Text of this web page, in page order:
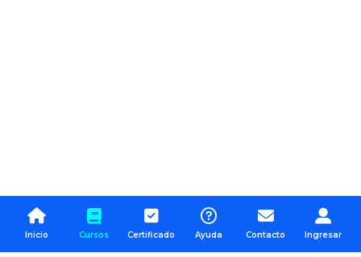
Inicio Cursos Certificado Ayuda Contacto Ingresar